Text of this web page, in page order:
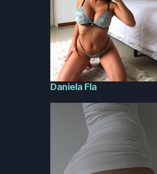
Daniela Fla